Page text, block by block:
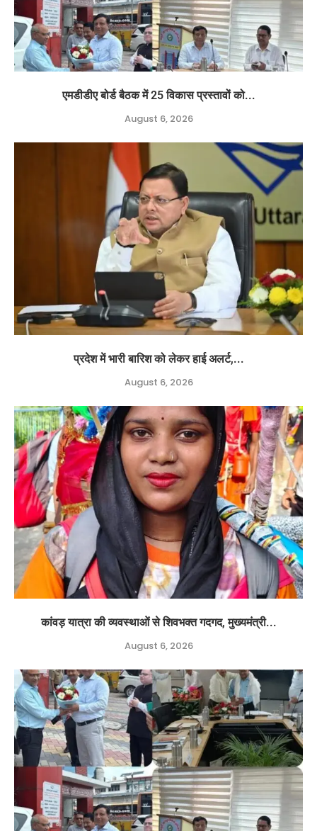
एमडीडीए बोर्ड बैठक में 25 विकास प्रस्तावों को...
August 6, 2026
प्रदेश में भारी बारिश को लेकर हाई अलर्ट,...
August 6, 2026
कांवड़ यात्रा की व्यवस्थाओं से शिवभक्त गदगद, मुख्यमंत्री...
August 6, 2026